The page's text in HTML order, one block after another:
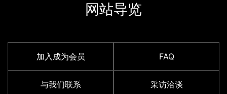
网站导览
加入成为会员 FAQ
与我们联系 采访洽谈